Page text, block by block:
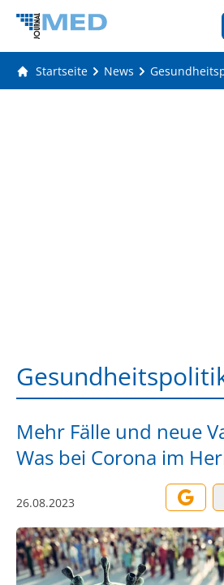
Startseite News
Mehr Fälle und neue
Was bei Corona im
26.08.2023